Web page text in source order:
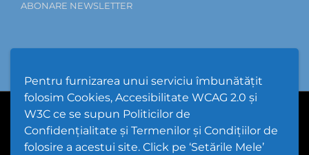
Pentru furnizarea unui serviciu îmbunătățit
folosim Cookies, Accesibilitate WCAG 2.0 și
W3C ce se supun Politicilor de
Confidențialitate și Termenilor și Condițiilor de
folosire a acestui site. Click pe ‘Setările Mele’
ABONARE NEWSLETTER
Hartă Website